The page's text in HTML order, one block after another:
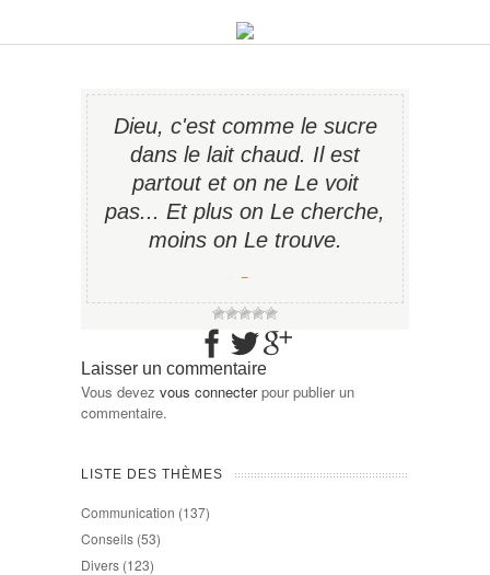
Dieu, c'est comme le sucre
dans le lait chaud. Il est
partout et on ne Le voit
pas... Et plus on Le cherche,
moins on Le trouve.
−
Laisser un commentaire
Vous devez vous connecterpour publier un
commentaire.
LISTE DES THÈMES
Communication (137)
Conseils (53)
Divers (123)